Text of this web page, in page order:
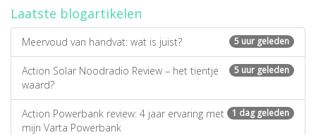
Laatste blogartikelen
5 uur geleden
Meervoud van handvat: wat is juist?
5 uur geleden
Action Solar Noodradio Review – het tientje
waard?
1 dag geleden
Action Powerbank review: 4 jaar ervaring met
mijn Varta Powerbank